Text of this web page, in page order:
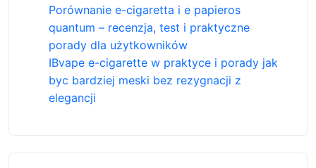
Porównanie e-cigaretta i e papieros
quantum – recenzja, test i praktyczne
porady dla użytkowników
IBvape e-cigarette w praktyce i porady jak
byc bardziej meski bez rezygnacji z
elegancji